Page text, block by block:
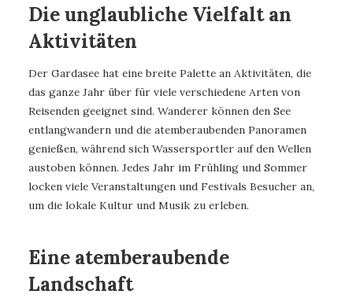
Die unglaubliche Vielfalt an
Aktivitäten
Der Gardasee hat eine breite Palette an Aktivitäten, die
das ganze Jahr über für viele verschiedene Arten von
Reisenden geeignet sind. Wanderer können den See
entlangwandern und die atemberaubenden Panoramen
genießen, während sich Wassersportler auf den Wellen
austoben können. Jedes Jahr im Frühling und Sommer
locken viele Veranstaltungen und Festivals Besucher an,
um die lokale Kultur und Musik zu erleben.
Eine atemberaubende
Landschaft